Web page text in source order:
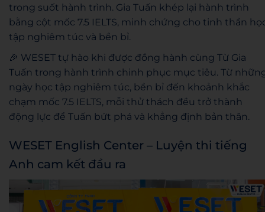
trong suốt hành trình. Gia Tuấn khép lại hành trình
bằng cột mốc 7.5 IELTS, minh chứng cho tinh thần
tập nghiêm túc và bền bỉ.
🎉 WESET tự hào khi được đồng hành cùng Từ Gia
Tuấn trong hành trình chinh phục mục tiêu. Từ
ngày học tập nghiêm túc, bền bỉ đến khoảnh khắc
chạm mốc 7.5 IELTS, mỗi thử thách đều trở thành
động lực để Tuấn bứt phá và khẳng định bản thân.
WESET English Center – Luyện thi tiếng
Anh cam kết đầu ra